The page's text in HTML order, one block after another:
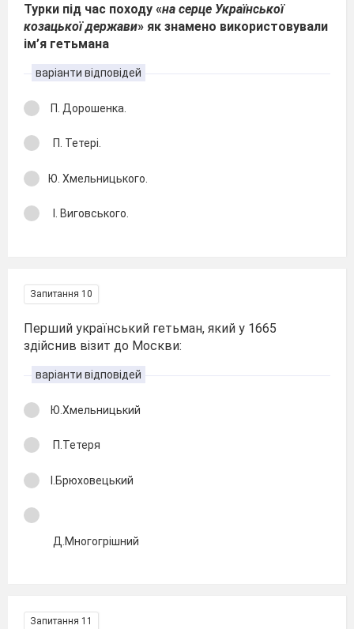
Турки під час походу «на серце Української
козацької держави» як знамено використовували
ім’я гетьмана
варіанти відповідей
П. Дорошенка.
П. Тетері.
Ю. Хмельницького.
І. Виговського.
Запитання 10
Перший український гетьман, який у 1665
здійснив візит до Москви:
варіанти відповідей
Ю.Хмельницький
П.Тетеря
І.Брюховецький
Д.Многогрішний
Запитання 11